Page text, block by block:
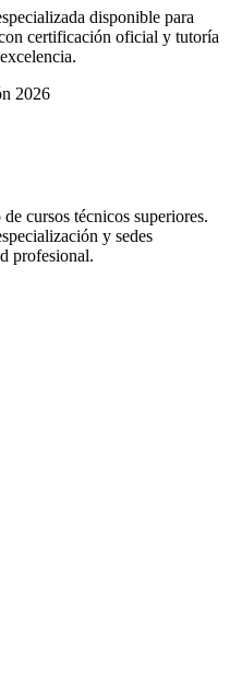
disponible para
certificación oficial y tutoría
2026
cursos técnicos superiores.
y sedes
profesional.